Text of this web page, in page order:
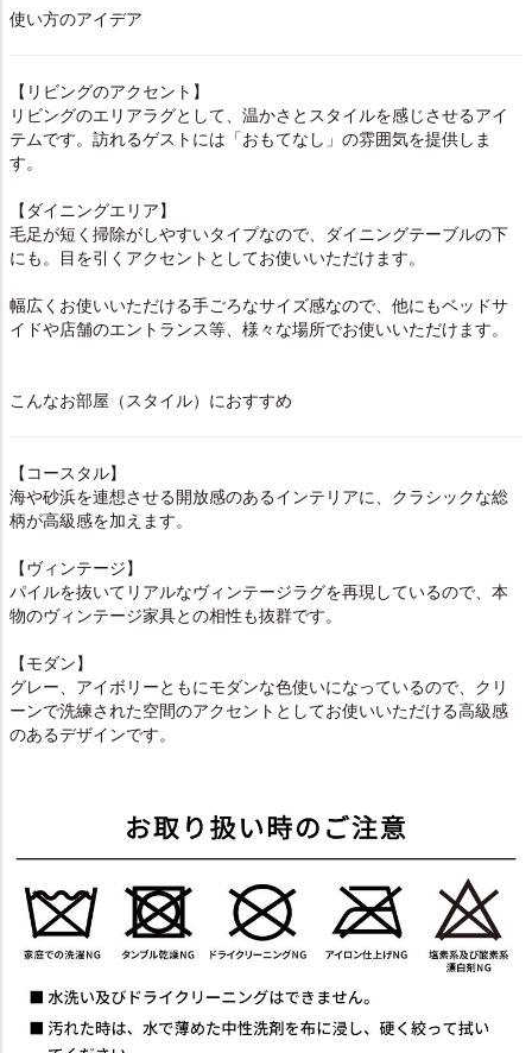
使い方のアイデア
【リビングのアクセント】
リビングのエリアラグとして、温かさとスタイルを感じさせるアイ
テムです。訪れるゲストには「おもてなし」の雰囲気を提供しま
す。
【ダイニングエリア】
毛足が短く掃除がしやすいタイプなので、ダイニングテーブルの下
にも。目を引くアクセントとしてお使いいただけます。
幅広くお使いいただける手ごろなサイズ感なので、他にもベッドサ
イドや店舗のエントランス等、様々な場所でお使いいただけます。
こんなお部屋（スタイル）におすすめ
【コースタル】
海や砂浜を連想させる開放感のあるインテリアに、クラシックな総
柄が高級感を加えます。
【ヴィンテージ】
パイルを抜いてリアルなヴィンテージラグを再現しているので、本
物のヴィンテージ家具との相性も抜群です。
【モダン】
グレー、アイボリーともにモダンな色使いになっているので、クリ
ーンで洗練された空間のアクセントとしてお使いいただける高級感
のあるデザインです。